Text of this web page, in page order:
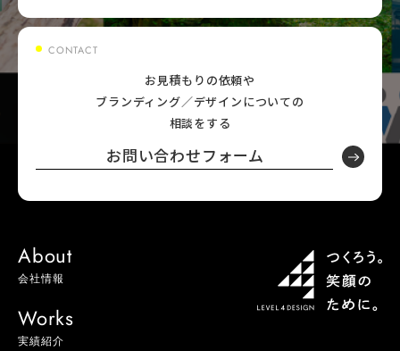
CONTACT
お見積もりの依頼や
ブランディング／デザインについての
相談をする
お問い合わせフォーム
About
会社情報
Works
実績紹介